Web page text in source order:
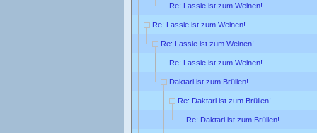
Re: Lassie ist zum Weinen!
Re: Lassie ist zum Weinen!
Re: Lassie ist zum Weinen!
Re: Lassie ist zum Weinen!
Daktari ist zum Brüllen!
Re: Daktari ist zum Brüllen!
Re: Daktari ist zum Brüllen!